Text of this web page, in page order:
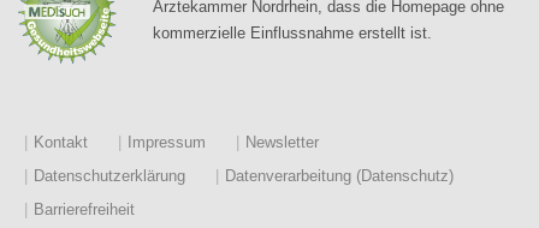
Ärztekammer Nordrhein, dass die Homepage ohne
kommerzielle Einflussnahme erstellt ist.
Kontakt Impressum
Newsletter
Datenschutzerklärung
Datenverarbeitung (Datenschutz)
Barrierefreiheit